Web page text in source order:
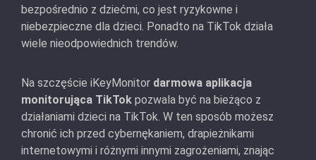
bezpośrednio z dziećmi, co jest ryzykowne i
niebezpieczne dla dzieci. Ponadto na TikTok działa
wiele nieodpowiednich trendów.
Na szczęście iKeyMonitor darmowa aplikacja
monitorująca TikTok pozwala być na bieżąco z
działaniami dzieci na TikTok. W ten sposób możesz
chronić ich przed cybernękaniem, drapieżnikami
internetowymi i różnymi innymi zagrożeniami, znając